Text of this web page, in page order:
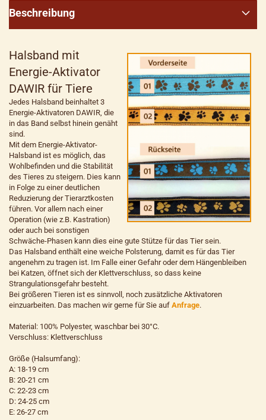
Beschreibung
Halsband mit
Energie-Aktivator
DAWIR für Tiere
Jedes Halsband beinhaltet 3
Energie-Aktivatoren DAWIR, die
in das Band selbst hinein genäht
sind.
Mit dem Energie-Aktivator-
Halsband ist es möglich, das
Wohlbefinden und die Stabilität
des Tieres zu steigern. Dies kann
in Folge zu einer deutlichen
Reduzierung der Tierarztkosten
führen. Vor allem nach einer
Operation (wie z.B. Kastration)
oder auch bei sonstigen
Schwäche-Phasen kann dies eine gute Stütze für das Tier sein.
Das Halsband enthält eine weiche Polsterung, damit es für das Tier
angenehm zu tragen ist. Im Falle einer Gefahr oder dem Hängenbleiben
bei Katzen, öffnet sich der Klettverschluss, so dass keine
Strangulationsgefahr besteht.
Bei größeren Tieren ist es sinnvoll, noch zusätzliche Aktivatoren
einzuarbeiten. Das machen wir gerne für Sie auf Anfrage.
Material: 100% Polyester, waschbar bei 30°C.
Verschluss: Klettverschluss
Größe (Halsumfang):
A: 18-19 cm
B: 20-21 cm
C: 22-23 cm
D: 24-25 cm
E: 26-27 cm